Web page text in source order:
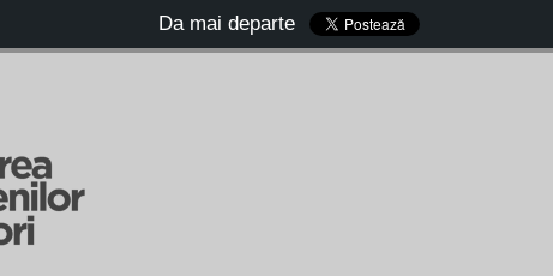
Da mai departe